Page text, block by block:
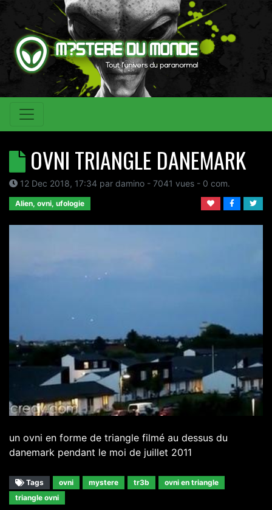
OVNI TRIANGLE DANEMARK
12 Dec 2018, 17:34 par damino - 7041 vues - 0 com.
Alien, ovni, ufologie
un ovni en forme de triangle filmé au dessus du
danemark pendant le moi de juillet 2011
Tags ovni mystere tr3b
ovni en triangle
triangle ovni